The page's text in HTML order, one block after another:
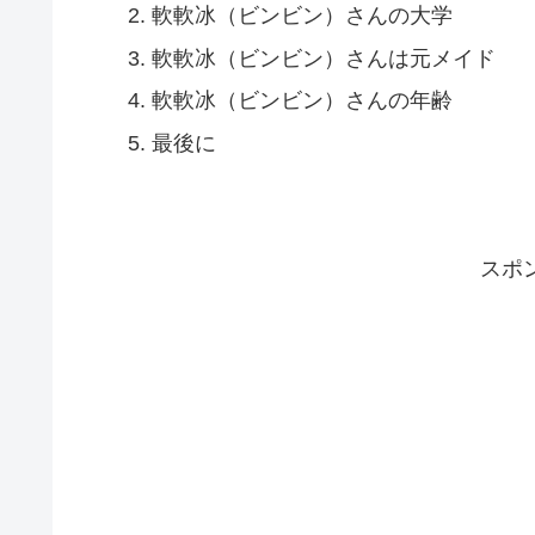
軟軟冰（ビンビン）さんの大学
軟軟冰（ビンビン）さんは元メイド
軟軟冰（ビンビン）さんの年齢
最後に
スポ